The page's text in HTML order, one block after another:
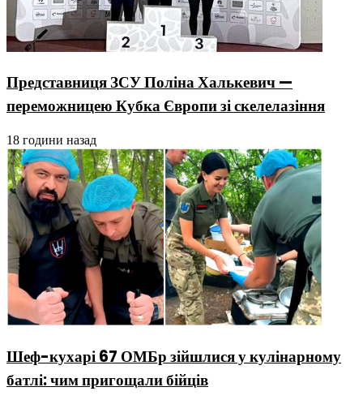
Представниця ЗСУ Поліна Халькевич —
переможницею Кубка Європи зі скелелазіння
18 години назад
Шеф-кухарі 67 ОМБр зійшлися у кулінарному
батлі: чим пригощали бійців